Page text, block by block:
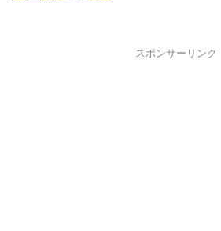
スポンサーリンク